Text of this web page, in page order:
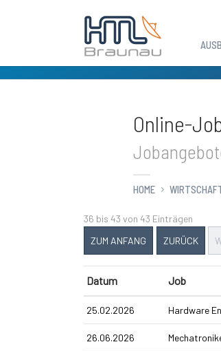
Online-
HOME
36 bis 43 von 43 Einträgen
ZUM ANFANG
ZURÜCK
Datum Job
25.02.2026 Hardware
26.06.2026